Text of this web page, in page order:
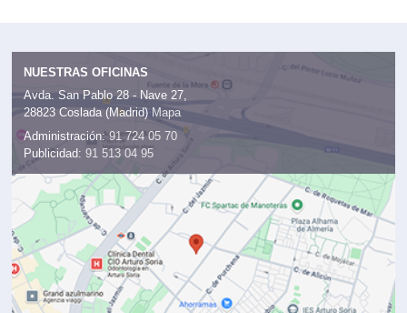
NUESTRAS OFICINAS
Avda. San Pablo 28 - Nave 27,
28823 Coslada (Madrid) Mapa
Administración: 91 724 05 70
Publicidad: 91 513 04 95